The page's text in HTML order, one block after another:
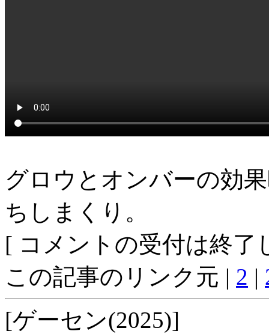
グロウとオンバーの効
ちしまくり。
[ コメントの受付は終了
この記事のリンク元 | 2 |
[ゲーセン(2025)]